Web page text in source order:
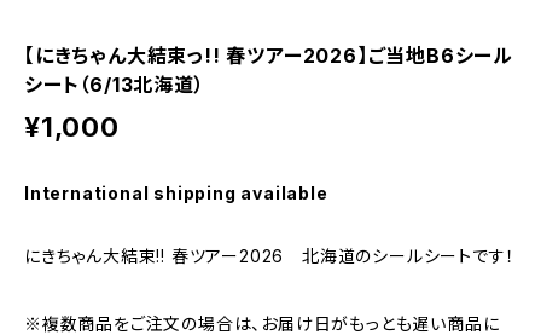
【にきちゃん大結束っ!! 春ツアー2026】ご当地B6シール
シート（6/13北海道）
¥1,000
International shipping available
にきちゃん大結束!! 春ツアー2026 北海道のシールシートです！
※複数商品をご注文の場合は、お届け日がもっとも遅い商品に